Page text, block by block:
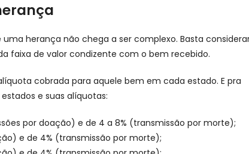
herança não chega a ser complexo. Basta
faixa de valor condizente com o bem recebido.
cobrada para aquele bem em cada estado. E pra
e suas alíquotas:
por doação) e de 4 a 8% (transmissão por morte);
e de 4% (transmissão por morte);